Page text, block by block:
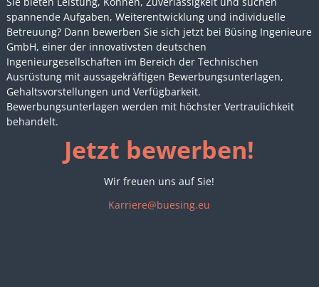
spannende Aufgaben, Weiterentwicklung und individuelle
Betreuung? Dann bewerben Sie sich jetzt bei Büsing Ingenieure
GmbH, einer der innovativsten deutschen
Ingenieurgesellschaften im Bereich der Technischen
Ausrüstung mit aussagekräftigen Bewerbungsunterlagen,
Gehaltsvorstellungen und Verfügbarkeit.
Bewerbungsunterlagen werden mit höchster Vertraulichkeit
behandelt.
Jetzt bewerben!
Wir freuen uns auf Sie!
Karriere@buesing.eu